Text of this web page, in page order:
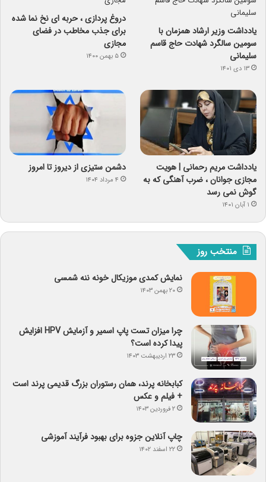
یادداشت وزیر ارشاد همزمان با
سومین سالگرد شهادت حاج قاسم
سلیمانی
۱۳ دی ۱۴۰۱
دروغ پردازی ، حربه ای نخ نما شده
برای جذب مخاطب در فضای
مجازی
۵ بهمن ۱۴۰۰
یادداشت مریم رحمانی | هویت
مجازی جوانان ، ضرب آهنگی که به
گوش نمی رسد
۱ آبان ۱۴۰۱
دشمن ستیزی از دیروز تا امروز
۴ مرداد ۱۴۰۴
منتخب روز
نمایش کمدی موزیکال خونه ننه شمسی
۲۰ بهمن ۱۴۰۳
چرا میزان تست پاپ اسمیر و آزمایش HPV افزایش
پیدا کرده است؟
۲۳ اردیبهشت ۱۴۰۳
کبابخانه پرند، همان رستوران بزرگ قدیمی پرند است
+ فیلم و عکس
۲ فروردین ۱۴۰۳
چاپ آنلاین جزوه برای بهبود فرآیند آموزشی
۲۲ اسفند ۱۴۰۲